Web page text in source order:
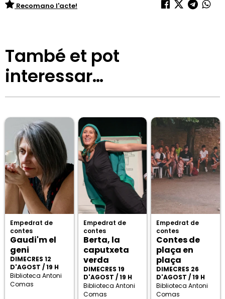
Recomano l'acte!
També et pot
interessar…
Empedrat de
contes
Gaudi'm el
geni
DIMECRES 12
D'AGOST / 19 H
Biblioteca Antoni
Comas
Empedrat de
contes
Berta, la
caputxeta
verda
DIMECRES 19
D'AGOST / 19 H
Biblioteca Antoni
Comas
Empedrat de
contes
Contes de
plaça en
plaça
DIMECRES 26
D'AGOST / 19 H
Biblioteca Antoni
Comas